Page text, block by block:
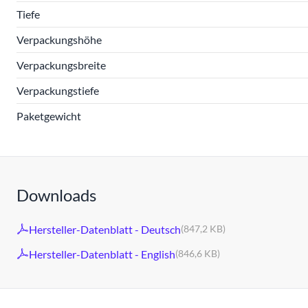
Tiefe
Verpackungshöhe
Verpackungsbreite
Verpackungstiefe
Paketgewicht
Downloads
Hersteller-Datenblatt - Deutsch(847,2 KB)
Hersteller-Datenblatt - English(846,6 KB)